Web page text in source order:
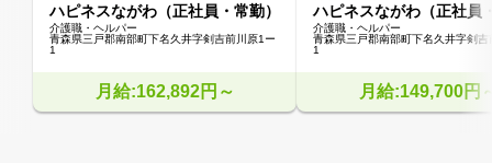
ハピネスながわ（正社員・常勤）
介護職・ヘルパー
青森県三戸郡南部町下名久井字剣吉前川原1ー
1
月給:162,892円～
ハピネスながわ（正社員
介護職・ヘルパー
青森県三戸郡南部町下名久井字剣吉
1
月給:149,700円